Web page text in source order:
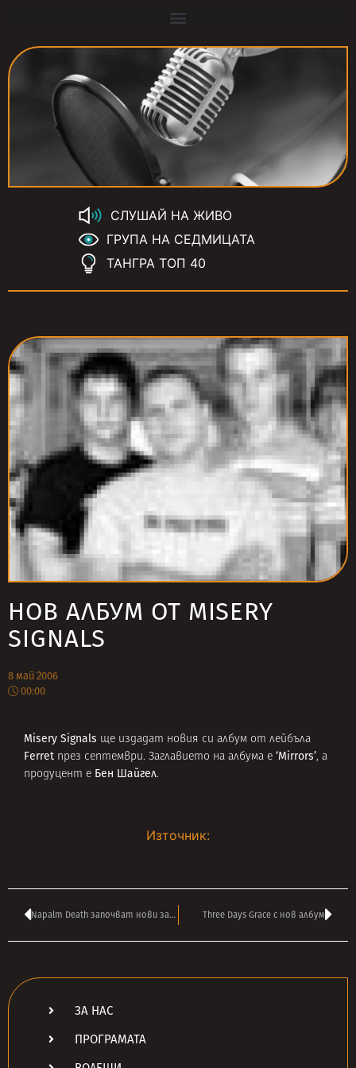
СЛУШАЙ НА ЖИВО
ГРУПА НА СЕДМИЦАТА
ТАНГРА ТОП 40
НОВ АЛБУМ ОТ MISERY
SIGNALS
8 май 2006
00:00
Misery Signals ще издадат новия си албум от лейбъла
Ferret през септември. Заглавието на албума е ‘Mirrors’, а
продуцент е Бен Шайгел.
Източник:
Napalm Death започват нови записи Three Days Grace с нов албум
ЗА НАС
ПРОГРАМАТА